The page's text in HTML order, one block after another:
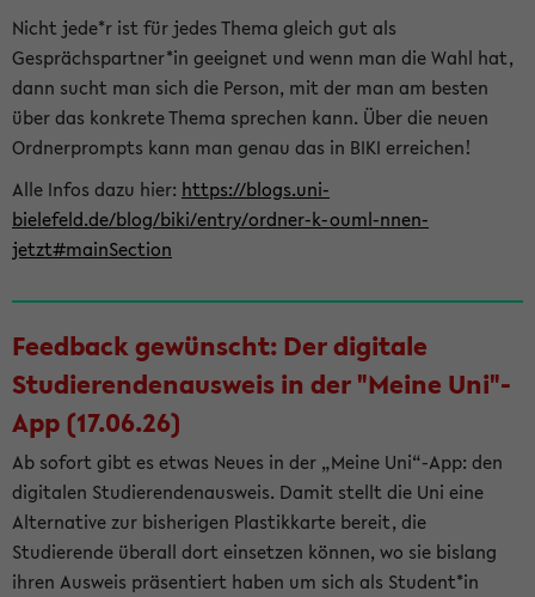
Nicht jede*r ist für jedes Thema gleich gut als
Gesprächspartner*in geeignet und wenn man die Wahl hat,
dann sucht man sich die Person, mit der man am besten
über das konkrete Thema sprechen kann. Über die neuen
Ordnerprompts kann man genau das in BIKI erreichen!
Alle Infos dazu hier: https://blogs.uni-
bielefeld.de/blog/biki/entry/ordner-k-ouml-nnen-
jetzt#mainSection
Feedback gewünscht: Der digitale
Studierendenausweis in der "Meine Uni"-
App (17.06.26)
Ab sofort gibt es etwas Neues in der „Meine Uni“-App: den
digitalen Studierendenausweis. Damit stellt die Uni eine
Alternative zur bisherigen Plastikkarte bereit, die
Studierende überall dort einsetzen können, wo sie bislang
ihren Ausweis präsentiert haben um sich als Student*in